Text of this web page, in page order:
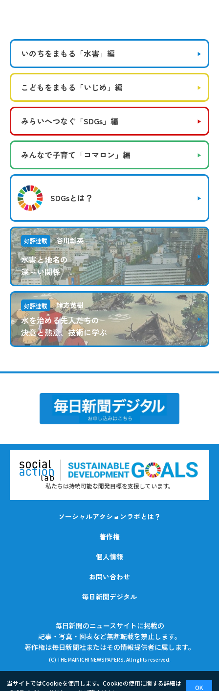
当サイトではCookieを使用します。Cookieの使用に関する詳細は
OK
いのちをまもる 「水害」編
こどもをまもる 「いじめ」編
みらいへつなぐ 「SDGs」編
みんなで子育て 「コマロン」編
SDGsとは？
好評連載 谷川彰英
水害と地名の
深～い関係
好評連載 緒方英樹
水を治める先人たちの
決意と熱意、技術に学ぶ
私たちは持続可能な開発目標を支援しています。
ソーシャルアクションラボとは？
著作権
個人情報
お問い合わせ
毎日新聞デジタル
毎日新聞のニュースサイトに掲載の
記事・写真・図表など無断転載を禁止します。
著作権は毎日新聞社またはその情報提供者に属します。
(C) THE MAINICHI NEWSPAPERS. All rights reserved.